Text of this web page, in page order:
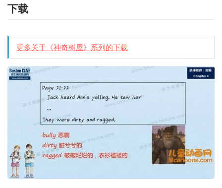
下载
更多关于《神奇树屋》系列的下载